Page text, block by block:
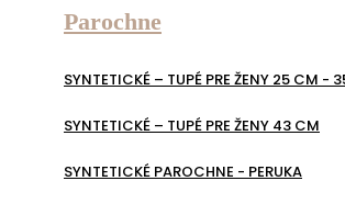
Parochne
SYNTETICKÉ – TUPÉ PRE ŽENY 25 CM -
SYNTETICKÉ – TUPÉ PRE ŽENY 43 CM
SYNTETICKÉ PAROCHNE - PERUKA